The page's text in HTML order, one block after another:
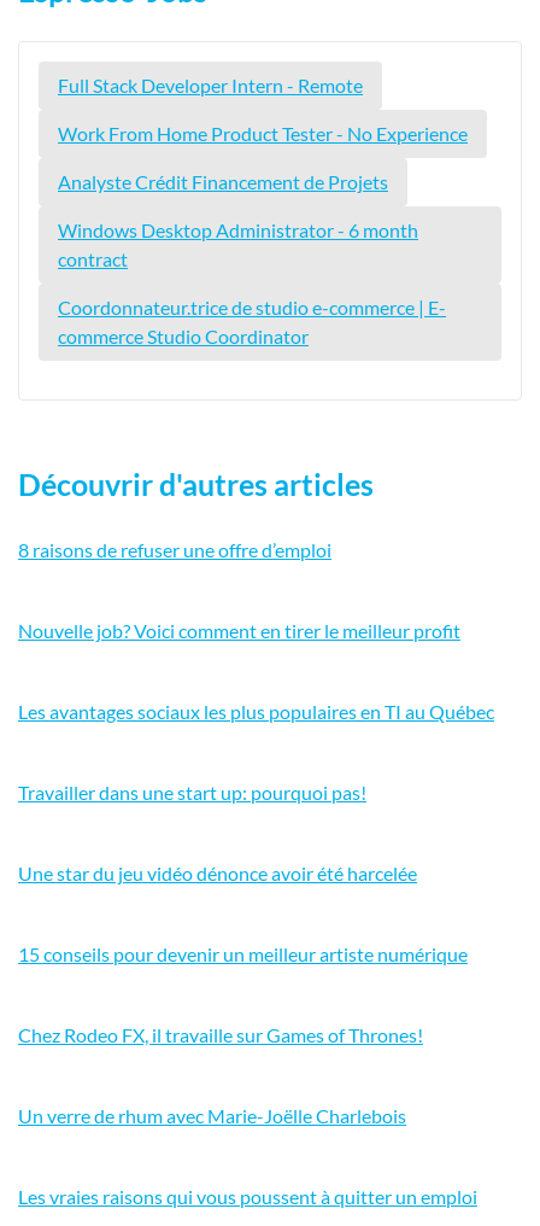
Full Stack Developer Intern - Remote
Work From Home Product Tester - No Experience
Analyste Crédit Financement de Projets
Windows Desktop Administrator - 6 month
contract
Coordonnateur.trice de studio e-commerce | E-
commerce Studio Coordinator
Découvrir d'autres articles
8 raisons de refuser une offre d’emploi
Nouvelle job? Voici comment en tirer le meilleur profit
Les avantages sociaux les plus populaires en TI au Québec
Travailler dans une start up: pourquoi pas!
Une star du jeu vidéo dénonce avoir été harcelée
15 conseils pour devenir un meilleur artiste numérique
Chez Rodeo FX, il travaille sur Games of Thrones!
Un verre de rhum avec Marie-Joëlle Charlebois
Les vraies raisons qui vous poussent à quitter un emploi